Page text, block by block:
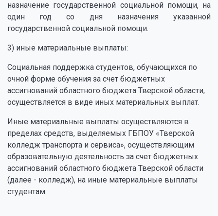
назначение государственной социальной помощи, на
один год со дня назначения указанной
государственной социальной помощи.
3) иные материальные выплаты:
Социальная поддержка студентов, обучающихся по
очной форме обучения за счет бюджетных
ассигнований областного бюджета Тверской области,
осуществляется в виде иных материальных выплат.
Иные материальные выплаты осуществляются в
пределах средств, выделяемых ГБПОУ «Тверской
колледж транспорта и сервиса», осуществляющим
образовательную деятельность за счет бюджетных
ассигнований областного бюджета Тверской области
(далее - колледж), на иные материальные выплаты
студентам.